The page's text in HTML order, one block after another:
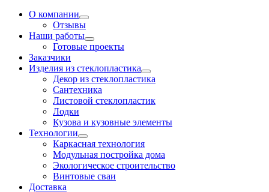
О компании
Отзывы
Наши работы
Готовые проекты
Заказчики
Изделия из стеклопластика
Декор из стеклопластика
Сантехника
Листовой стеклопластик
Лодки
Кузова и кузовные элементы
Технологии
Каркасная технология
Модульная постройка дома
Экологическое строительство
Винтовые сваи
Доставка